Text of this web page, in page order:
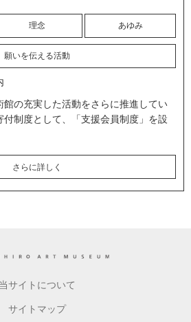
理念 あゆみ
願いを伝える活動
の充実した活動をさらに推進してい
付制度として、「支援会員制度」を設
さらに詳しく
当サイトについて
サイトマップ